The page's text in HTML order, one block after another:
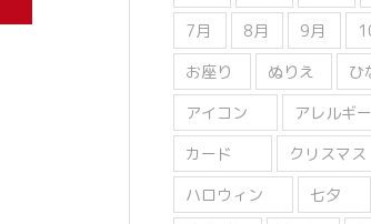
7月
8月 9月
お座り
ぬりえ ひ
アイコン
アレルギー
カード
クリスマス
ハロウィン
七夕